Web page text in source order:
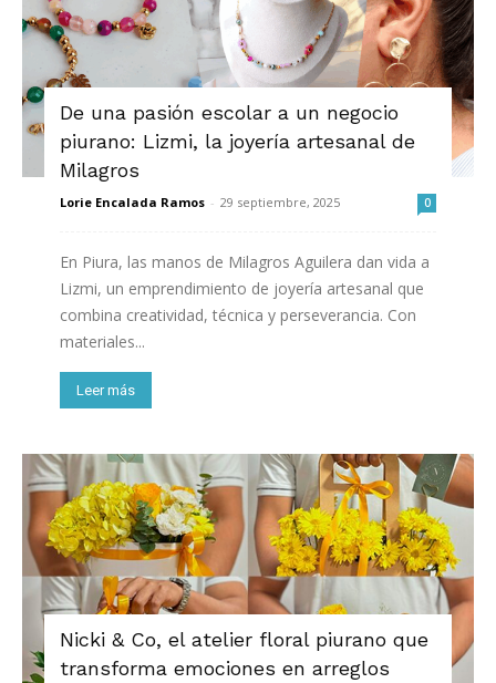
De una pasión escolar a un negocio
piurano: Lizmi, la joyería artesanal de
Milagros
Lorie Encalada Ramos - 29 septiembre, 2025 0
En Piura, las manos de Milagros Aguilera dan vida a
Lizmi, un emprendimiento de joyería artesanal que
combina creatividad, técnica y perseverancia. Con
materiales...
Leer más
Nicki & Co, el atelier floral piurano que
transforma emociones en arreglos